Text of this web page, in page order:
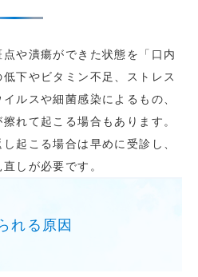
や潰瘍ができた状態を「口内
下やビタミン不足、ストレス
ルスや細菌感染によるもの、
れて起こる場合もあります。
起こる場合は早めに受診し、
しが必要です。
れる原因